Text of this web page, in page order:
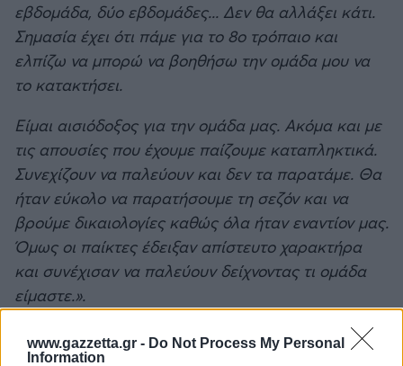
www.gazzetta.gr - Do Not Process My Personal
Information
εβδομάδα, δύο εβδομάδες... Δεν θα αλλάξει κάτι.
Σημασία έχει ότι πάμε για το 8ο τρόπαιο και
ελπίζω να μπορώ να βοηθήσω την ομάδα μου να
το κατακτήσει.
Είμαι αισιόδοξος για την ομάδα μας. Ακόμα και με
τις απουσίες που έχουμε παίζουμε καταπληκτικά.
Συνεχίζουν να παλεύουν και δεν τα παρατάμε. Θα
ήταν εύκολο να παρατήσουμε τη σεζόν και να
βρούμε δικαιολογίες καθώς όλα ήταν εναντίον μας.
Όμως οι παίκτες έδειξαν απίστευτο χαρακτήρα
και συνέχισαν να παλεύουν δείχνοντας τι ομάδα
είμαστε.».